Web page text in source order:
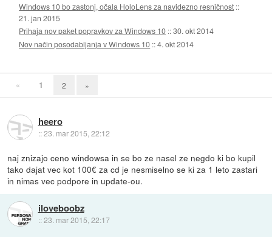
Windows 10 bo zastonj, očala HoloLens za navidezno resničnost ::
21. jan 2015
Prihaja nov paket popravkov za Windows 10 ::30. okt 2014
Nov način posodabljanja v Windows 10 ::4. okt 2014
« 1 2 »
heero
::23. mar 2015, 22:12
naj znizajo ceno windowsa in se bo ze nasel ze negdo ki bo kupil
tako dajat vec kot 100€ za cd je nesmiselno se ki za 1 leto zastari
in nimas vec podpore in update-ou.
iloveboobz
::23. mar 2015, 22:17